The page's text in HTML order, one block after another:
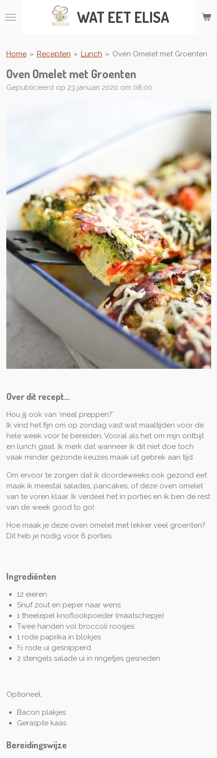
direct
hoofdinhoud
WAT EET ELISA
Home » Recepten » Lunch » Oven Omelet met Groenten
Oven Omelet met Groenten
Gepubliceerd op 23 januari 2020 om 08:00
Over dit recept...
Hou jij ook van ‘meal preppen?’
Ik vind het fijn om op zondag vast wat maaltijden voor de
hele week voor te bereiden. Vooral als het om mijn ontbijt
en lunch gaat. Ik merk dat wanneer ik dit niet doe toch
vaak minder gezonde keuzes maak uit gebrek aan tijd.
Om ervoor te zorgen dat ik doordeweeks ook gezond eet
maak ik meestal salades, pancakes, of deze oven omelet
van te voren klaar. Ik verdeel het in porties en ik ben de rest
van de week good to go!
Hoe maak je deze oven omelet met lekker veel groenten?
Dit heb je nodig voor 6 porties.
Ingrediënten
12 eieren
Snuf zout en peper naar wens
1 theelepel knoflookpoeder (maatschepje)
Twee handen vol broccoli roosjes
1 rode paprika in blokjes
½ rode ui gesnipperd
2 stengels salade ui in ringetjes gesneden
Optioneel:
Bacon plakjes
Geraspte kaas
Bereidingswijze